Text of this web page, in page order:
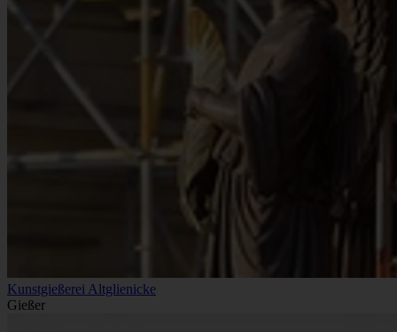
Kunstgießerei Altglienicke
Gießer